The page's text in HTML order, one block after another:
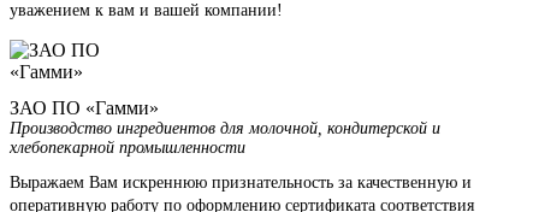
уважением к вам и вашей компании!
ЗАО ПО «Гамми»
Производство ингредиентов для молочной, кондитерской и
хлебопекарной промышленности
Выражаем Вам искреннюю признательность за качественную и
оперативную работу по оформлению сертификата соответствия